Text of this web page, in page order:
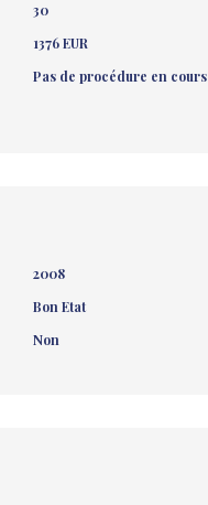
30
1376 EUR
Pas de procédure en cours
2008
Bon Etat
Non